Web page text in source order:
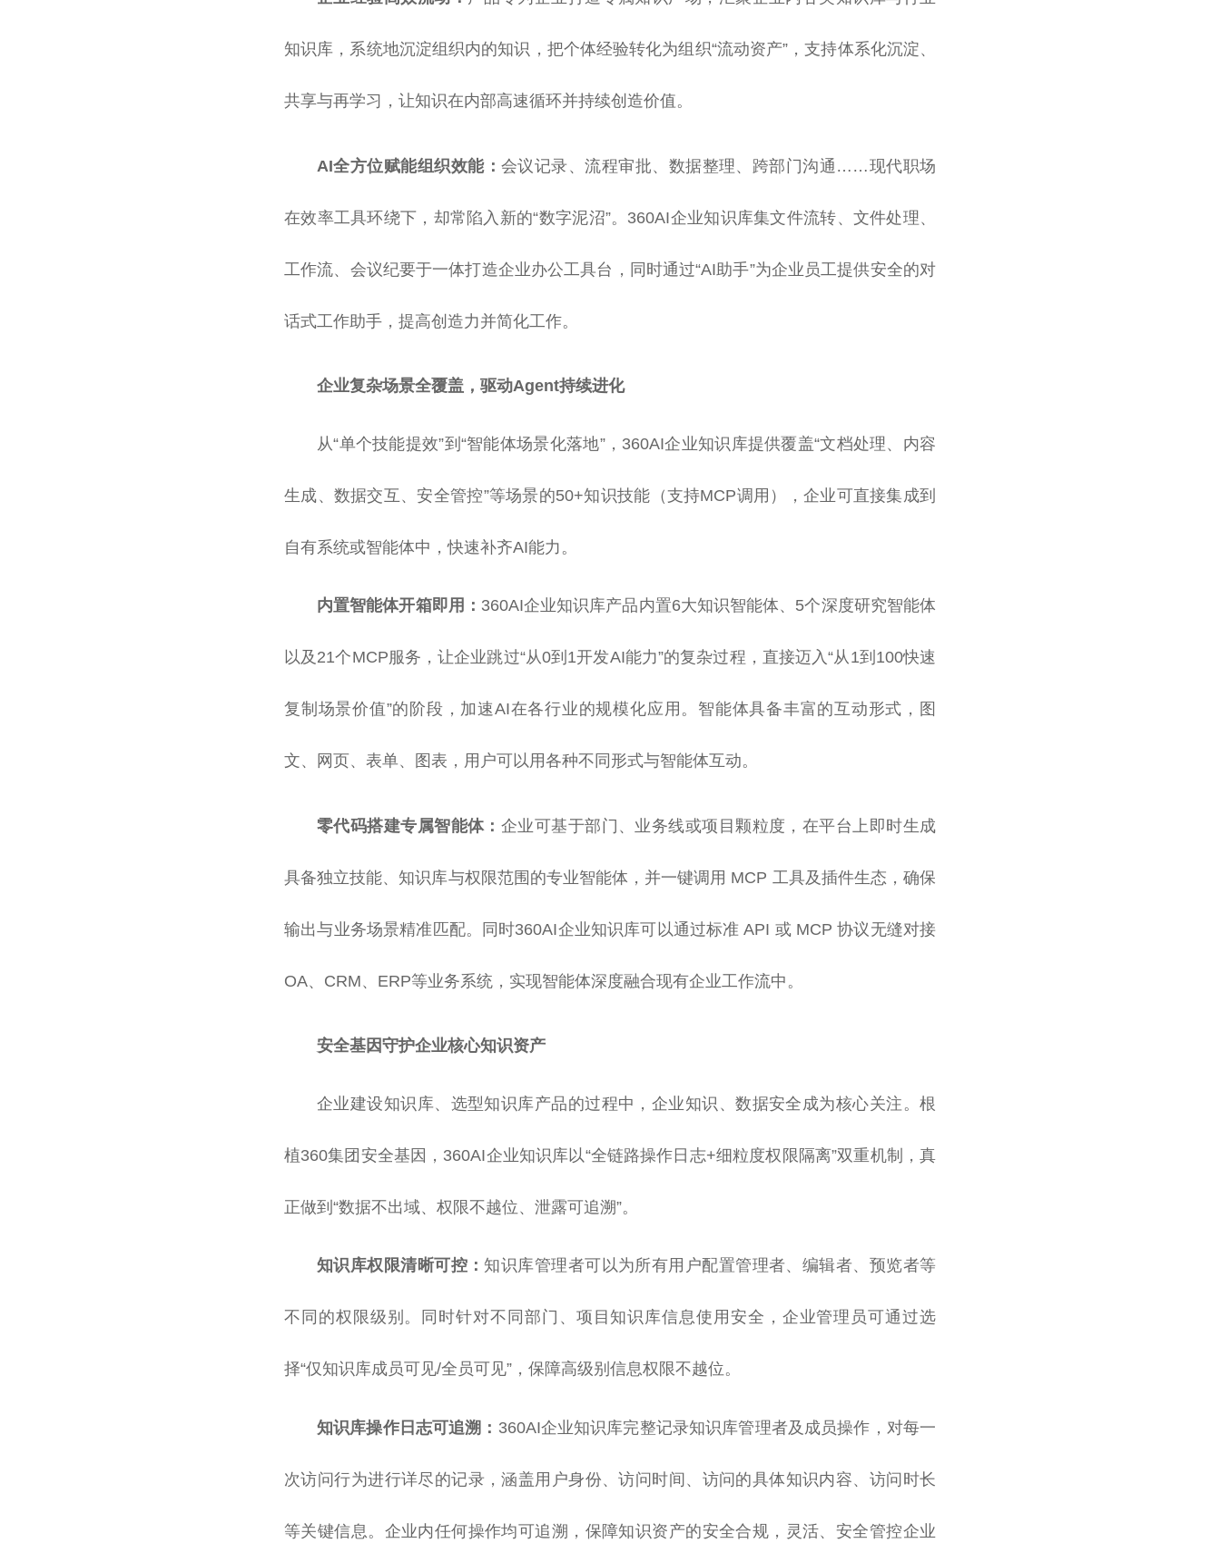
知识库，系统地沉淀组织内的知识，把个体经验转化为组织“流动资产”，支持体系化沉淀、
共享与再学习，让知识在内部高速循环并持续创造价值。
AI全方位赋能组织效能：会议记录、流程审批、数据整理、跨部门沟通……现代职场
在效率工具环绕下，却常陷入新的“数字泥沼”。360AI企业知识库集文件流转、文件处理、
工作流、会议纪要于一体打造企业办公工具台，同时通过“AI助手”为企业员工提供安全的对
话式工作助手，提高创造力并简化工作。
企业复杂场景全覆盖，驱动Agent持续进化
从“单个技能提效”到“智能体场景化落地”，360AI企业知识库提供覆盖“文档处理、内容
生成、数据交互、安全管控”等场景的50+知识技能（支持MCP调用），企业可直接集成到
自有系统或智能体中，快速补齐AI能力。
内置智能体开箱即用： 360AI企业知识库产品内置6大知识智能体、5个深度研究智能体
以及21个MCP服务，让企业跳过“从0到1开发AI能力”的复杂过程，直接迈入“从1到100快速
复制场景价值”的阶段，加速AI在各行业的规模化应用。智能体具备丰富的互动形式，图
文、网页、表单、图表，用户可以用各种不同形式与智能体互动。
零代码搭建专属智能体： 企业可基于部门、业务线或项目颗粒度，在平台上即时生成
具备独立技能、知识库与权限范围的专业智能体，并一键调用 MCP 工具及插件生态，确保
输出与业务场景精准匹配。同时360AI企业知识库可以通过标准 API 或 MCP 协议无缝对接
OA、CRM、ERP等业务系统，实现智能体深度融合现有企业工作流中。
安全基因守护企业核心知识资产
企业建设知识库、选型知识库产品的过程中，企业知识、数据安全成为核心关注。根
植360集团安全基因，360AI企业知识库以“全链路操作日志+细粒度权限隔离”双重机制，真
正做到“数据不出域、权限不越位、泄露可追溯”。
知识库权限清晰可控： 知识库管理者可以为所有用户配置管理者、编辑者、预览者等
不同的权限级别。同时针对不同部门、项目知识库信息使用安全，企业管理员可通过选
择“仅知识库成员可见/全员可见”，保障高级别信息权限不越位。
知识库操作日志可追溯： 360AI企业知识库完整记录知识库管理者及成员操作，对每一
次访问行为进行详尽的记录，涵盖用户身份、访问时间、访问的具体知识内容、访问时长
等关键信息。企业内任何操作均可追溯，保障知识资产的安全合规，灵活、安全管控企业